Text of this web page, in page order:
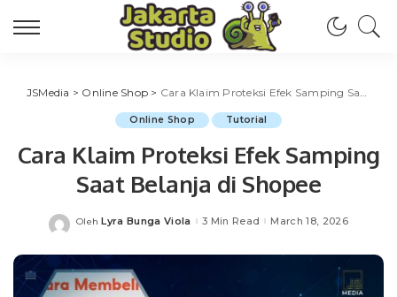
JSMedia > Online Shop > Cara Klaim Proteksi Efek Samping Saat Belanja di Shopee
Online Shop Tutorial
Cara Klaim Proteksi Efek Samping
Saat Belanja di Shopee
Posted
Oleh Lyra Bunga Viola 3 Min Read March 18, 2026